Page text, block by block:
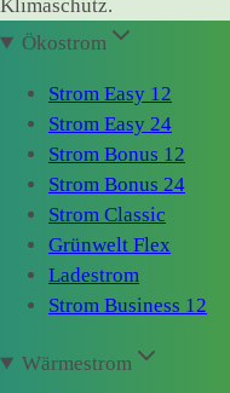
Klimaschutz.
Ökostrom
Strom Easy 12
Strom Easy 24
Strom Bonus 12
Strom Bonus 24
Strom Classic
Grünwelt Flex
Ladestrom
Strom Business 12
Wärmestrom